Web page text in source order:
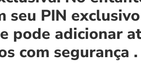
PIN
adicionar
com segurança .